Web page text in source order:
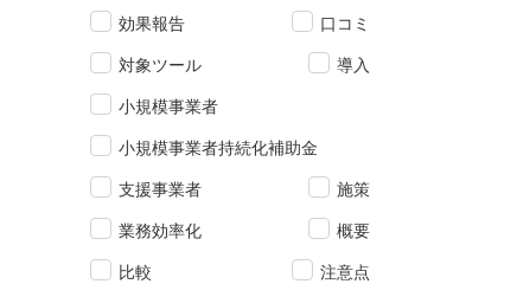
効果報告 口コミ
対象ツール 導入
小規模事業者
小規模事業者持続化補助金
支援事業者 施策
業務効率化 概要
比較 注意点